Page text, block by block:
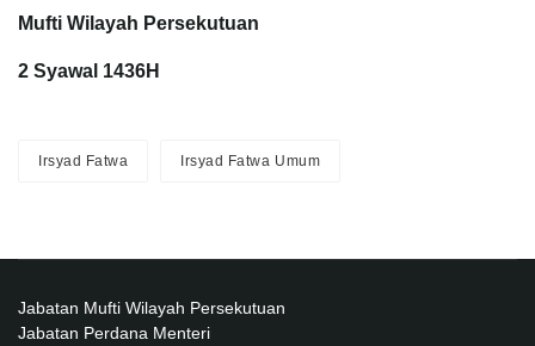
Mufti Wilayah Persekutuan
2 Syawal 1436H
Irsyad Fatwa Irsyad Fatwa Umum
Jabatan Mufti Wilayah Persekutuan
Jabatan Perdana Menteri